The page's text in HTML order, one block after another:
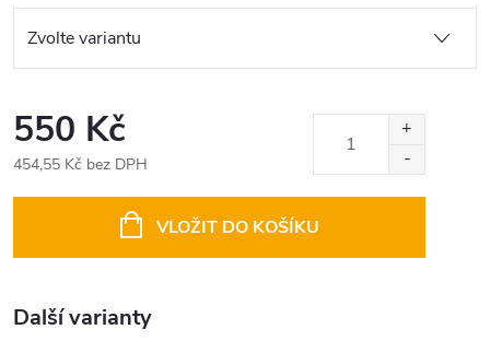
550 Kč
454,55 Kč bez DPH
VLOŽIT DO KOŠÍKU
Další varianty